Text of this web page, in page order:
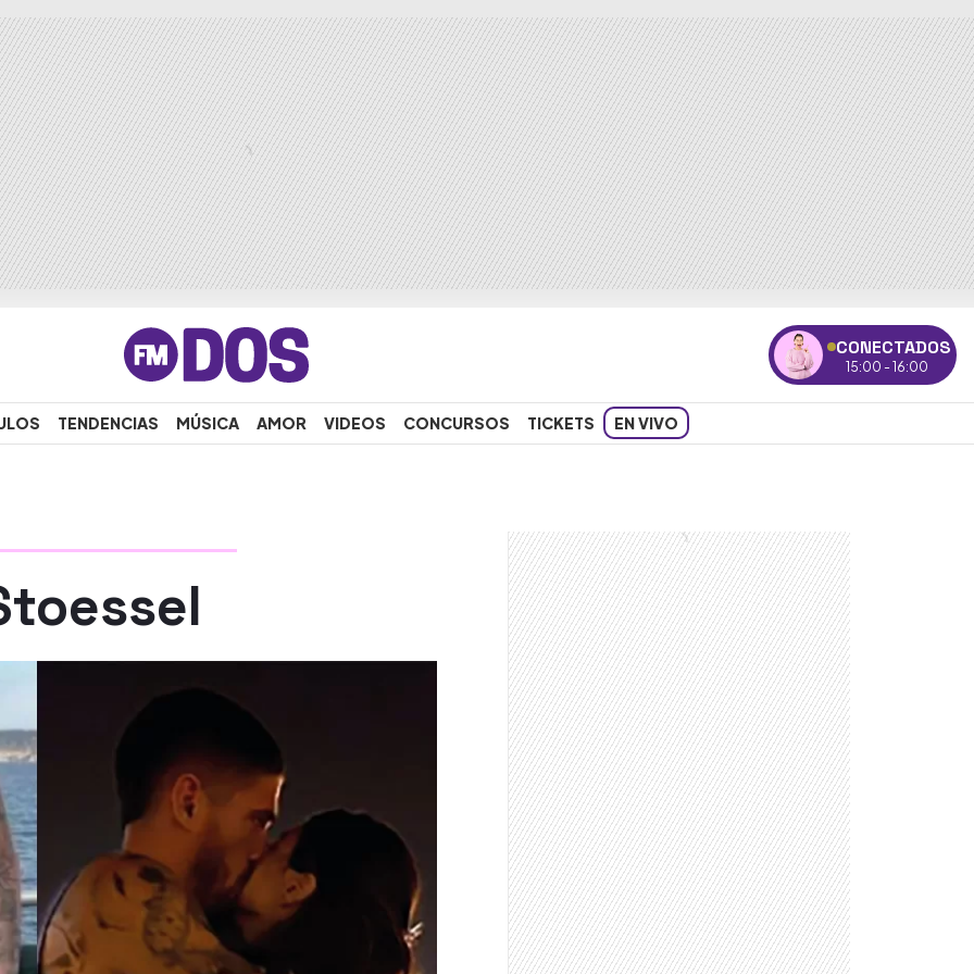
CONECTADOS
15:00 - 16:00
TENDENCIAS MÚSICA AMOR VIDEOS CONCURSOS TICKETS EN VIVO